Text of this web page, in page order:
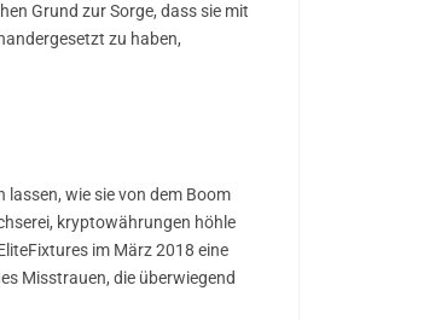
Grund zur Sorge, dass sie mit
zu haben,
wie sie von dem Boom
kryptowährungen höhle
im März 2018 eine
Misstrauen, die überwiegend